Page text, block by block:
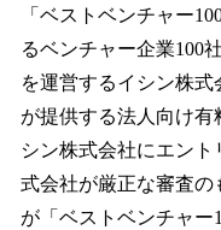
「ベストベンチャー
るベンチャー企業100
を運営するイシン株式
が提供する法人向け有
シン株式会社にエン
式会社が厳正な審査の
が「ベストベンチャー